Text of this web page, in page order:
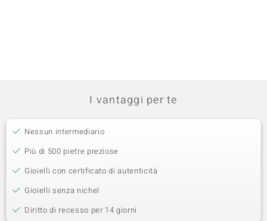
I vantaggi per te
Nessun intermediario
Più di 500 pietre preziose
Gioielli con certificato di autenticità
Gioielli senza nichel
Diritto di recesso per 14 giorni